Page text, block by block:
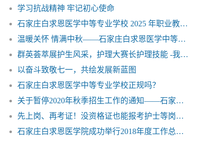
学习抗战精神 牢记初心使命
以奋斗致敬七一，共绘发展新蓝图
石家庄白求恩医学中等专业学校正规吗？